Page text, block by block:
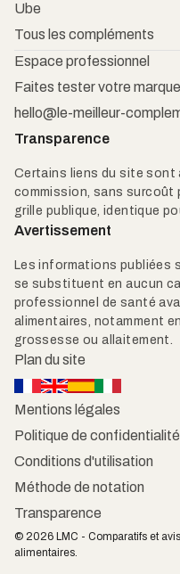
Ube
Tous les compléments
Espace professionnel
Faites tester votre marque
hello@le-meilleur-
Transparence
Certains liens du site sont
commission, sans surcoût
grille publique, identique
Avertissement
Les informations publiées
se substituent en aucun
professionnel de santé
alimentaires, notamment
grossesse ou allaitement.
© 2026 LMC - Comparatifs et
alimentaires.
Plan du site
Mentions légales
Politique de confidentialité
Conditions d'utilisation
Méthode de notation
Transparence